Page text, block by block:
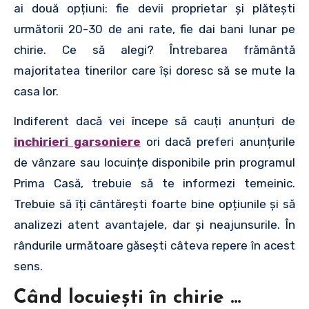
ai două opțiuni: fie devii proprietar și plătești
următorii 20-30 de ani rate, fie dai bani lunar pe
chirie. Ce să alegi? Întrebarea frământă
majoritatea tinerilor care își doresc să se mute la
casa lor.
Indiferent dacă vei începe să cauți anunțuri de
inchirieri garsoniere ori dacă preferi anunțurile
de vânzare sau locuințe disponibile prin programul
Prima Casă, trebuie să te informezi temeinic.
Trebuie să îți cântărești foarte bine opțiunile și să
analizezi atent avantajele, dar și neajunsurile. În
rândurile următoare găsești câteva repere în acest
sens.
Când locuiești în chirie …